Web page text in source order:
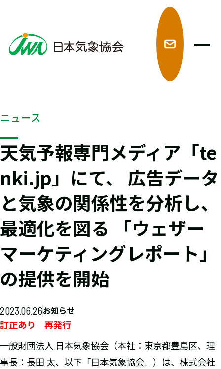
ニュース
天気予報専門メディア「te
nki.jp」にて、 広告データ
と気象の関係性を分析し、
最適化を図る 「ウェザー
マーケティングレポート」
の提供を開始
2023.06.26お知らせ
訂正あり 再発行
一般財団法人 日本気象協会（本社：東京都豊島区、理
事長：長田 太、以下「日本気象協会」）は、株式会社